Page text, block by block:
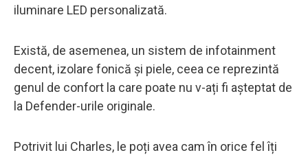
iluminare LED personalizată.
Există, de asemenea, un sistem de infotainment
decent, izolare fonică și piele, ceea ce reprezintă
genul de confort la care poate nu v-ați fi așteptat de
la Defender-urile originale.
Potrivit lui Charles, le poți avea cam în orice fel îți